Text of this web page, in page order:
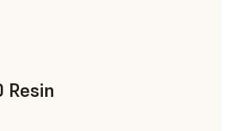
Resin